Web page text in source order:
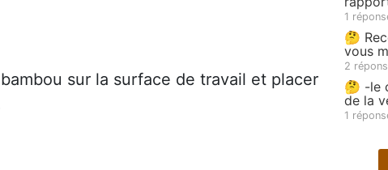
sur la surface de travail et placer
1
🤔
vous
2
🤔 -le
de la
1